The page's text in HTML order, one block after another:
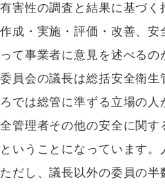
有害性の調査と結果に基づ
作成・実施・評価・改善、
って事業者に意見を述べるの
委員会の議長は総括安全衛生
ろでは総管に準ずる立場の
全管理者その他の安全に関
ということになっています。
ただし、議長以外の委員の